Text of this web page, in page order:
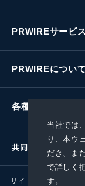
当社では
り、本ウ
だき、ま
で詳しく
す。
PRWIREサービス
PRWIREについて
各種お問い合わせ
共同通信社グループ
サイトポリシー